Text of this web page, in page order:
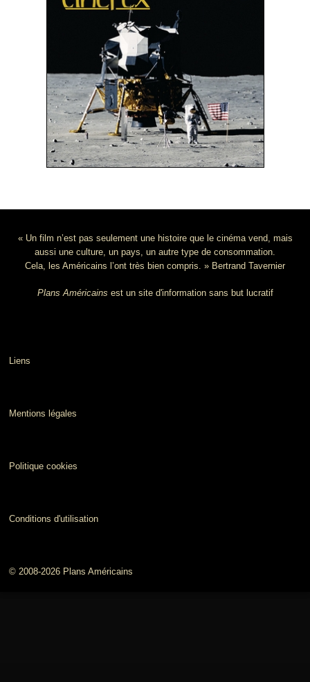
« Un film n’est pas seulement une histoire que le cinéma vend, mais
aussi une culture, un pays, un autre type de consommation.
Cela, les Américains l’ont très bien compris. » Bertrand Tavernier
Plans Américains est un site d'information sans but lucratif
Liens
Mentions légales
Politique cookies
Conditions d'utilisation
© 2008-2026 Plans Américains